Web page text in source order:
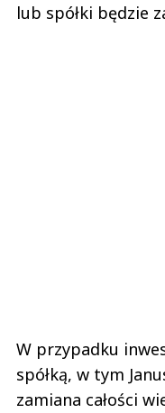
lub spółki będzie
W przypadku
spółką, w tym
zamiana całości